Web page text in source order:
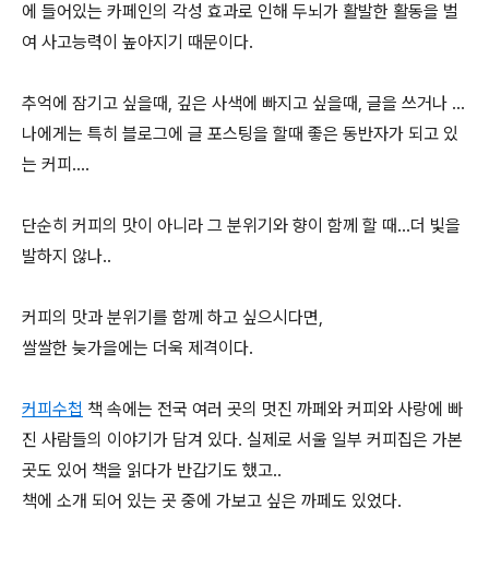
에 들어있는 카페인의 각성 효과로 인해 두뇌가 활발한 활동을 벌
여 사고능력이 높아지기 때문이다.
추억에 잠기고 싶을때, 깊은 사색에 빠지고 싶을때, 글을 쓰거나 ...
나에게는 특히 블로그에 글 포스팅을 할때 좋은 동반자가 되고 있
는 커피....
단순히 커피의 맛이 아니라 그 분위기와 향이 함께 할 때...더 빛을
발하지 않나..
커피의 맛과 분위기를 함께 하고 싶으시다면,
쌀쌀한 늦가을에는 더욱 제격이다.
커피수첩 책 속에는 전국 여러 곳의 멋진 까페와 커피와 사랑에 빠
진 사람들의 이야기가 담겨 있다. 실제로 서울 일부 커피집은 가본
곳도 있어 책을 읽다가 반갑기도 했고..
책에 소개 되어 있는 곳 중에 가보고 싶은 까페도 있었다.